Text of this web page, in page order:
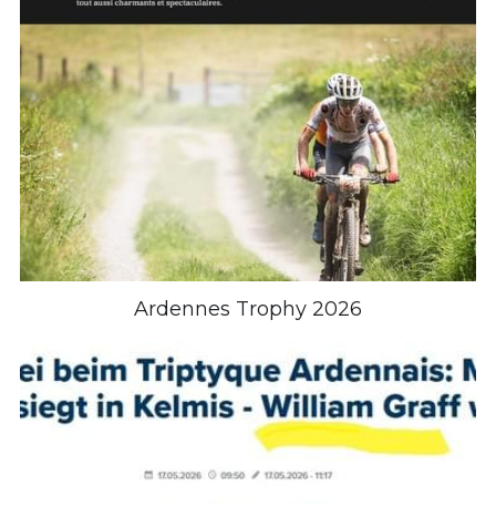
Ardennes Trophy 2026